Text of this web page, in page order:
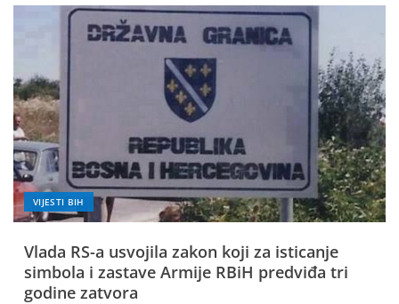
VIJESTI BIH
Vlada RS-a usvojila zakon koji za isticanje
simbola i zastave Armije RBiH predviđa tri
godine zatvora